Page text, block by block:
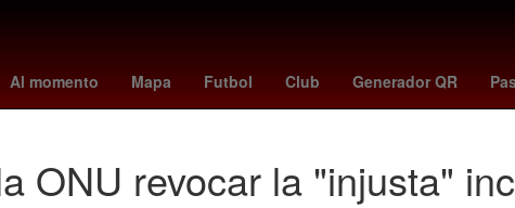
Al momento Mapa Futbol Club Generador QR
Centroamérica Secta change org argentina mundial florian
ONU revocar la "injusta"